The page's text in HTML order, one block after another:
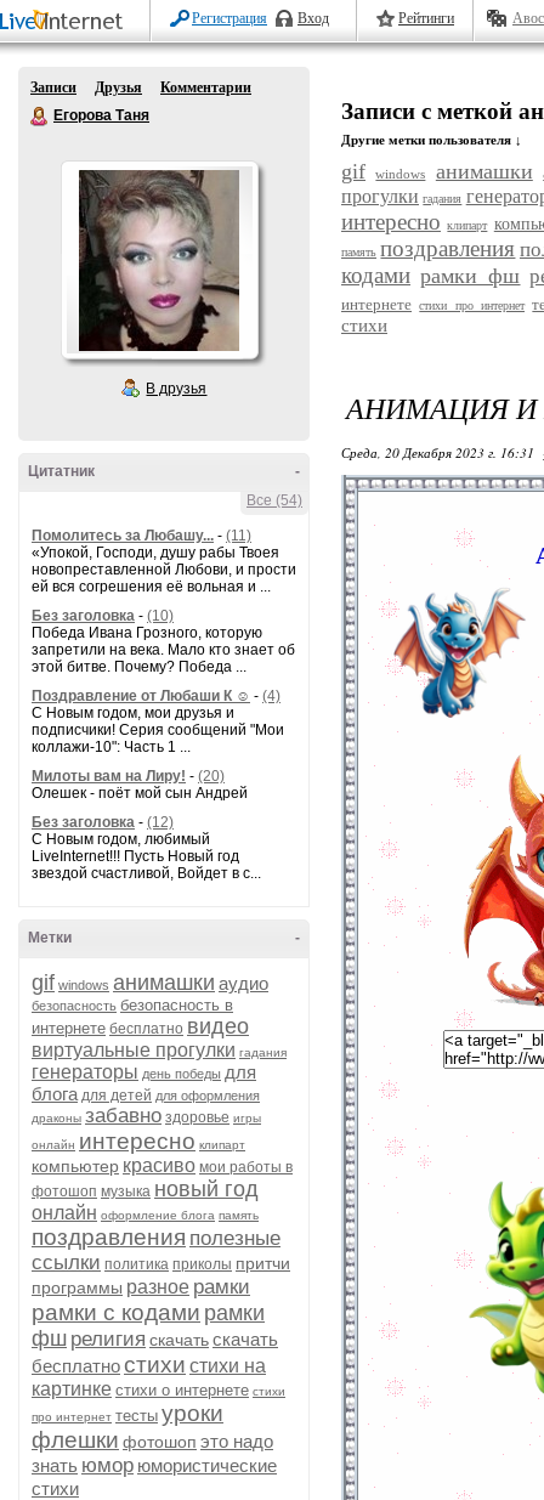
Регистрация Вход Рейтинги
Записи Друзья
Комментарии
Егорова Таня
В друзья
-
Цитатник
Все (54)
Помолитесь за Любашу... - (11)
«Упокой, Господи, душу рабы Твоея
новопреставленной Любови, и прости
ей вся согрешения её вольная и ...
Без заголовка - (10)
Победа Ивана Грозного, которую
запретили на века. Мало кто знает об
этой битве. Почему? Победа ...
Поздравление от Любаши К ☺ - (4)
С Новым годом, мои друзья и
подписчики! Серия сообщений "Мои
коллажи-10": Часть 1 ...
Милоты вам на Лиру! - (20)
Олешек - поёт мой сын Андрей
Без заголовка - (12)
С Новым годом, любимый
LiveInternet!!! Пусть Новый год
звездой счастливой, Войдет в с...
-
Метки
gif windows анимашки аудио
безопасность безопасность в
интернете бесплатно видео
виртуальные прогулки гадания
генераторы день победы для
блога для детей для оформления
драконы забавно здоровье игры
онлайн интересно клипарт
компьютер красиво мои работы в
фотошоп музыка новый год
онлайн оформление блога память
поздравления полезные
ссылки политика приколы притчи
программы разное рамки
рамки с кодами рамки
фш религия скачатьскачать
бесплатностихи стихи на
картинке стихи о интернете стихи
про интернет тесты уроки
флешки фотошоп это надо
знать юмор юмористические
стихи
Записи с меткой
Другие метки пользователя ↓
gif windows анимашки
прогулки гадания
интересно клипарт
память поздравления
кодами рамки фш
интернете стихи про интернет
стихи
АНИМАЦИЯ И
Среда, 20 Декабря 2023 г. 16:31